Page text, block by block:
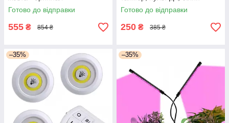
Готово до відправки
555 ₴ 854 ₴
оригінал
Готово до відправки
250 ₴ 385 ₴
–35% –35%